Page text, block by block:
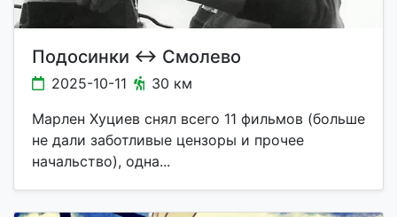
Подосинки ↔ Смолево
2025-10-11
30 км
Марлен Хуциев снял всего 11 фильмов (больше
не дали заботливые цензоры и прочее
начальство), одна...